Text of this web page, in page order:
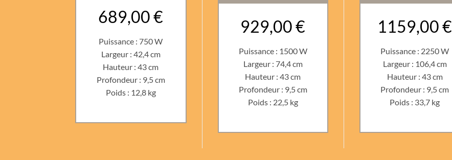
689,00 €
Puissance : 750 W
Largeur : 42,4 cm
Hauteur : 43 cm
Profondeur : 9,5 cm
Poids : 12,8 kg
929,00 €
Puissance : 1500 W
Largeur : 74,4 cm
Hauteur : 43 cm
Profondeur : 9,5 cm
Poids : 22,5 kg
1159,00 €
Puissance : 2250 W
Largeur : 106,4 cm
Hauteur : 43 cm
Profondeur : 9,5 cm
Poids : 33,7 kg